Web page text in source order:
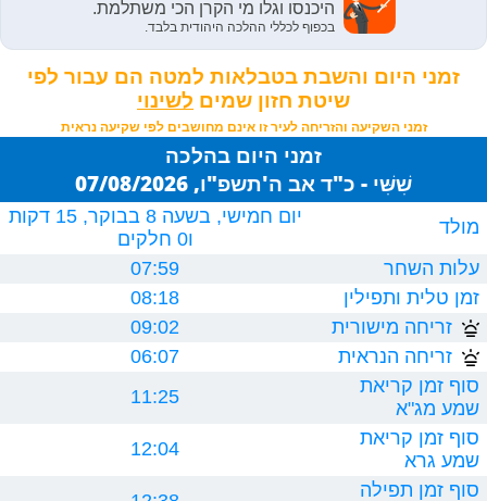
זמני היום והשבת בטבלאות למטה הם עבור לפי
שיטת חזון שמים
זמני השקיעה והזריחה לעיר זו אינם מחושבים לפי שקיעה נראית
זמני היום בהלכה
שִׁשִּׁי - כ"ד אב ה'תשפ"ו, 07/08/2026
מולד
יום חמישי, בשעה 8 בבוקר, 15 דקות
ו0 חלקים
עלות השחר
07:59
זמן טלית ותפילין
08:18
זריחה מישורית
09:02
זריחה הנראית
06:07
סוף זמן קריאת
שמע מג"א
11:25
סוף זמן קריאת
שמע גרא
12:04
סוף זמן תפילה